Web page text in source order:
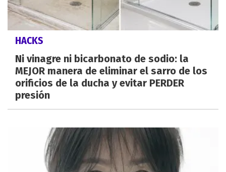
HACKS
Ni vinagre ni bicarbonato de sodio: la
MEJOR manera de eliminar el sarro de los
orificios de la ducha y evitar PERDER
presión